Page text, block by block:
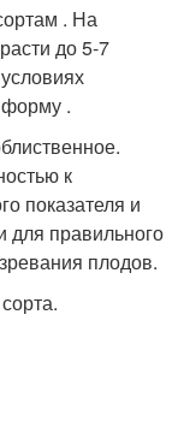
. На
до 5-7
.
к
показателя и
для правильного
плодов.